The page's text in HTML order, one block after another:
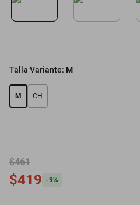
Talla Variante: M
M CH
$461
$419 -9%